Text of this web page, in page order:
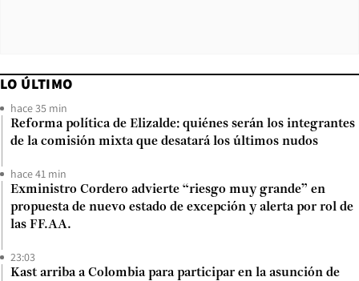
LO ÚLTIMO
hace 35 min
Reforma política de Elizalde: quiénes serán los integrantes
de la comisión mixta que desatará los últimos nudos
hace 41 min
Exministro Cordero advierte “riesgo muy grande” en
propuesta de nuevo estado de excepción y alerta por rol de
las FF.AA.
23:03
Kast arriba a Colombia para participar en la asunción de